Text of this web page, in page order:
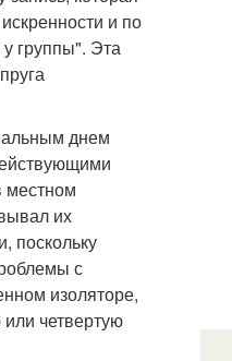
и по
у группы". Эта
днем
местном
их
поскольку
с
изоляторе,
четвертую